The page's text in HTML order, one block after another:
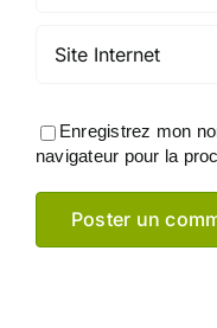
Enregistrez mon
navigateur pour la